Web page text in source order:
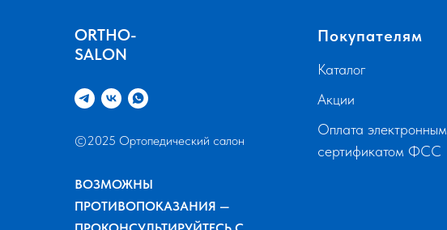
ORTHO-
SALON
©2025 Ортопедический салон
ВОЗМОЖНЫ
ПРОТИВОПОКАЗАНИЯ —
Покупателям
Каталог
Акции
Оплата электронным
сертификатом ФСС